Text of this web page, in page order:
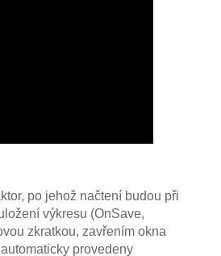
po jehož načtení budou při
výkresu (OnSave,
zkratkou, zavřením okna
provedeny